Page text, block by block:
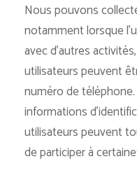
Nous pouvons
notamment lorsque
avec d’autres
utilisateurs peuvent
numéro de
informations
utilisateurs peuvent
de participer à